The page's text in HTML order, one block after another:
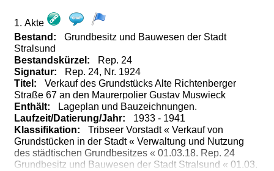
1. Akte
Bestand:
Grundbesitz und Bauwesen der Stadt
Stralsund
Bestandskürzel:
Rep. 24
Signatur:
Rep. 24, Nr. 1924
Titel:
Verkauf des Grundstücks Alte Richtenberger
Straße 67 an den Maurerpolier Gustav Muswieck
Enthält:
Lageplan und Bauzeichnungen.
Laufzeit/Datierung/Jahr:
1933 - 1941
Klassifikation:
Tribseer Vorstadt « Verkauf von
Grundstücken in der Stadt « Verwaltung und Nutzung
des städtischen Grundbesitzes « 01.03.18. Rep. 24
Grundbesitz und Bauwesen der Stadt Stralsund « 01.03.